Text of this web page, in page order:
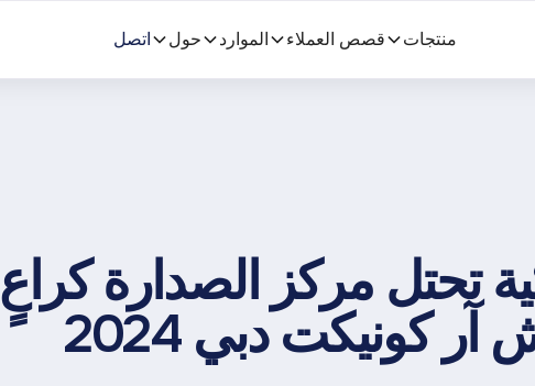
منتجات قصص العملاء الموارد حول اتصل
تحتل مركز الصدارة كراعٍ
كونيكت دبي 2024